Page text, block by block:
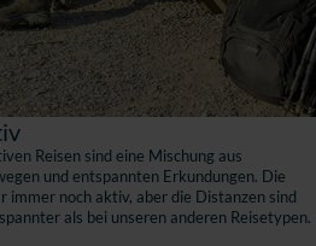
Reisen sind eine Mischung aus
und entspannten Erkundungen. Die
immer noch aktiv, aber die Distanzen sind
als bei unseren anderen Reisetypen.